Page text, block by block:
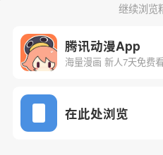
继续浏览
腾讯动漫App
海量漫画 新人7天免费
在此处浏览